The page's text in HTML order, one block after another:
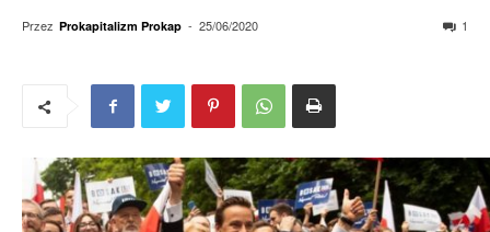
Przez Prokapitalizm Prokap - 25/06/2020 1